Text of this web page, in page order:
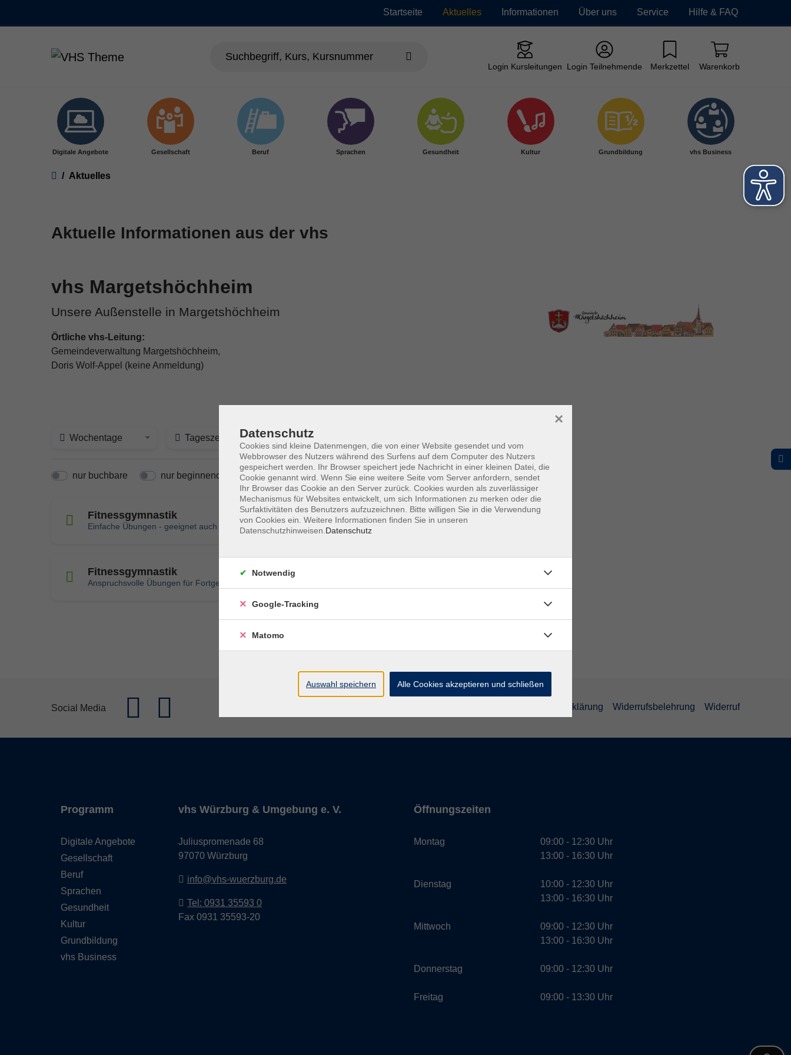
Startseite Aktuelles Informationen Über uns Service Hilfe & FAQ
Login Kursleitungen Login Teilnehmende Merkzettel Warenkorb
Digitale Angebote Gesellschaft Beruf Sprachen Gesundheit Kultur Grundbildung vhs Business
Aktuelles
Aktuelle Informationen aus der vhs
vhs Margetshöchheim
Unsere Außenstelle in Margetshöchheim
Örtliche vhs-Leitung:
Gemeindeverwaltung Margetshöchheim,
Doris Wolf-Appel (keine Anmeldung)
Wochentage Tageszeit Ort
nur buchbare nur beginnende Datum aufsteigend
Fitnessgymnastik
Einfache Übungen - geeignet auch für Ältere
Mo. 28.09.2026 17:30
Margetshöchheim
Fitnessgymnastik
Anspruchsvolle Übungen für Fortgeschrittene
Social Media Barrierefreiheitserklärung Widerrufsbelehrung Widerruf
Programm
Digitale Angebote
Gesellschaft
Beruf
Sprachen
Gesundheit
Kultur
Grundbildung
vhs Business
vhs Würzburg & Umgebung e. V.
Juliuspromenade 68
97070 Würzburg
info@vhs-wuerzburg.de
Tel: 0931 35593 0
Fax 0931 35593-20
Öffnungszeiten
Montag
Dienstag
Mittwoch
Donnerstag
Freitag
09:00 - 12:30 Uhr
13:00 - 16:30 Uhr
10:00 - 12:30 Uhr
13:00 - 16:30 Uhr
09:00 - 12:30 Uhr
13:00 - 16:30 Uhr
09:00 - 12:30 Uhr
09:00 - 13:30 Uhr
Datenschutz
Cookies sind kleine Datenmengen, die von einer Website gesendet und vom
Webbrowser des Nutzers während des Surfens auf dem Computer des Nutzers
gespeichert werden. Ihr Browser speichert jede Nachricht in einer kleinen Datei, die
Cookie genannt wird. Wenn Sie eine weitere Seite vom Server anfordern, sendet
Ihr Browser das Cookie an den Server zurück. Cookies wurden als zuverlässiger
Mechanismus für Websites entwickelt, um sich Informationen zu merken oder die
Surfaktivitäten des Benutzers aufzuzeichnen. Bitte willigen Sie in die Verwendung
von Cookies ein. Weitere Informationen finden Sie in unseren
Datenschutzhinweisen. Datenschutz
×
Notwendig
Google-Tracking
Matomo
Auswahl speichern Alle Cookies akzeptieren und schließen